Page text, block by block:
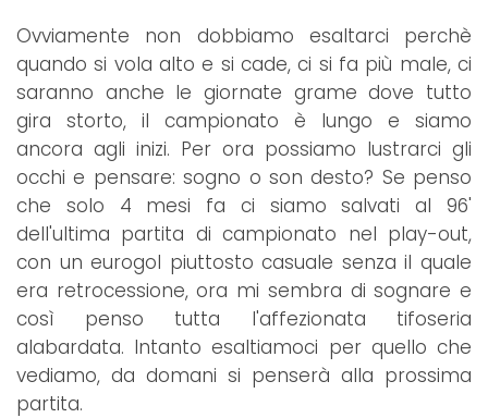
Ovviamente non dobbiamo esaltarci perchè
quando si vola alto e si cade, ci si fa più male, ci
saranno anche le giornate grame dove tutto
gira storto, il campionato è lungo e siamo
ancora agli inizi. Per ora possiamo lustrarci gli
occhi e pensare: sogno o son desto? Se penso
che solo 4 mesi fa ci siamo salvati al 96'
dell'ultima partita di campionato nel play-out,
con un eurogol piuttosto casuale senza il quale
era retrocessione, ora mi sembra di sognare e
così penso tutta l'affezionata tifoseria
alabardata. Intanto esaltiamoci per quello che
vediamo, da domani si penserà alla prossima
partita.